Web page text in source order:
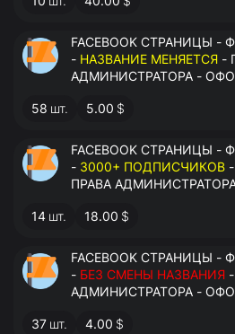
FACEBOOK СТРАНИЦЫ -
- НАЗВАНИЕ МЕНЯЕТСЯ -
АДМИНИСТРАТОРА -
ЗАПОЛНЕННАЯ
58 шт. 5.00 $
FACEBOOK СТРАНИЦЫ -
- 3000+ ПОДПИСЧИКОВ -
ПРАВА
ЗАПОЛНЕННАЯ
14 шт. 18.00 $
FACEBOOK СТРАНИЦЫ -
- БЕЗ СМЕНЫ НАЗВАНИЯ
АДМИНИСТРАТОРА -
ЗАПОЛНЕННАЯ
37 шт. 4.00 $